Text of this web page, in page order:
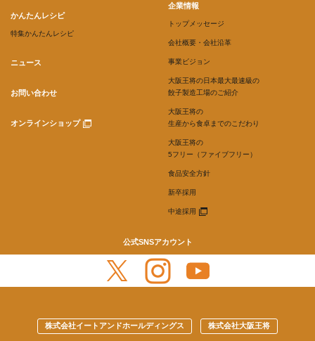
かんたんレシピ
特集かんたんレシピ
ニュース
お問い合わせ
オンラインショップ
企業情報
トップメッセージ
会社概要・会社沿革
事業ビジョン
大阪王将の日本最大最速級の
餃子製造工場のご紹介
大阪王将の
生産から食卓までのこだわり
大阪王将の
5フリー（ファイブフリー）
食品安全方針
新卒採用
中途採用
公式SNSアカウント
株式会社イートアンドホールディングス 株式会社大阪王将